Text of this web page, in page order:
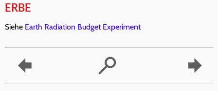
ERBE
Siehe Earth Radiation Budget Experiment